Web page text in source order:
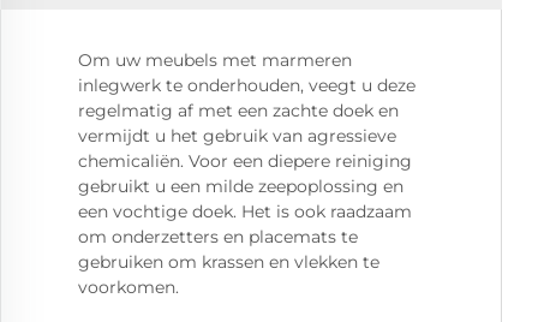
Om uw meubels met marmeren
inlegwerk te onderhouden, veegt u deze
regelmatig af met een zachte doek en
vermijdt u het gebruik van agressieve
chemicaliën. Voor een diepere reiniging
gebruikt u een milde zeepoplossing en
een vochtige doek. Het is ook raadzaam
om onderzetters en placemats te
gebruiken om krassen en vlekken te
voorkomen.